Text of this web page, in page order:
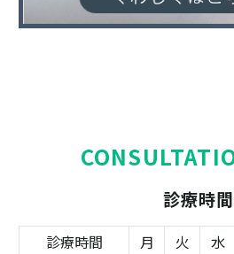
診療時間
診療時間 月 火 水